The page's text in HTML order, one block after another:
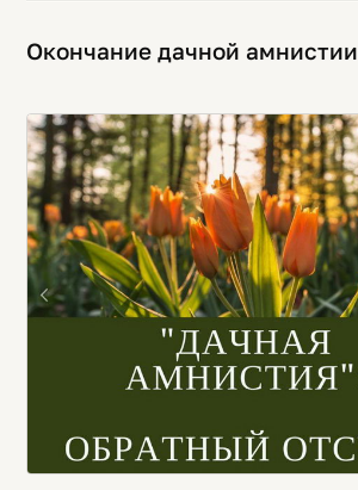
Окончание дачной амнистии